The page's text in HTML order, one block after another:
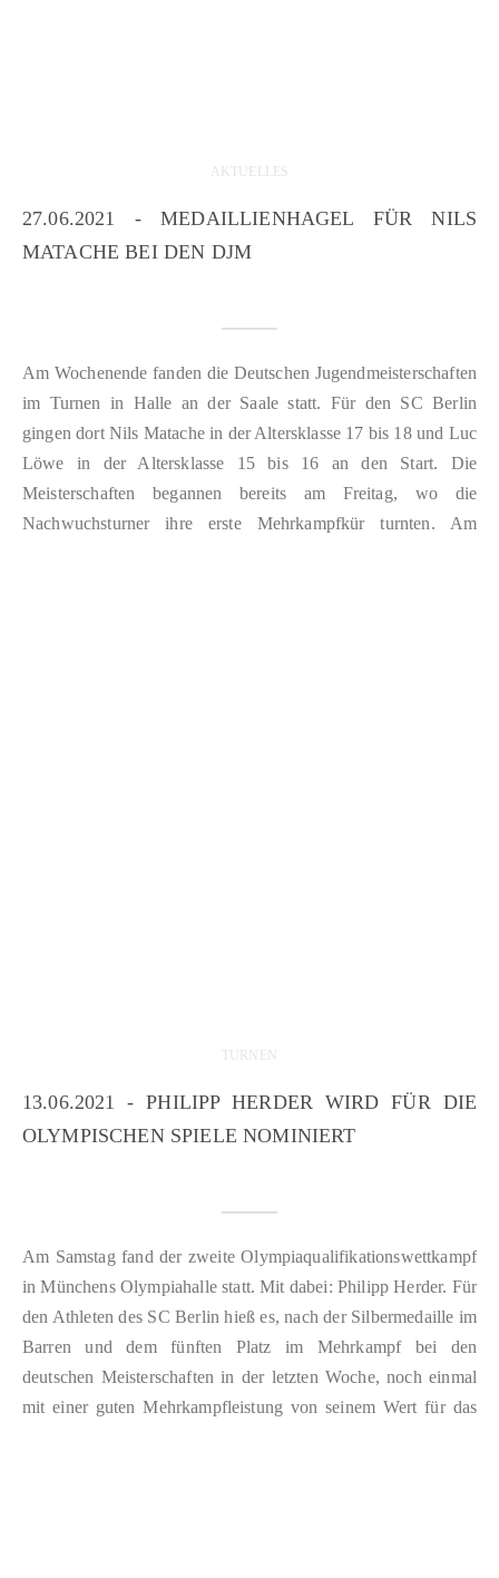
AKTUELLES
27.06.2021 - MEDAILLIENHAGEL FÜR NILS
MATACHE BEI DEN DJM
Am Wochenende fanden die Deutschen Jugendmeisterschaften
im Turnen in Halle an der Saale statt. Für den SC Berlin
gingen dort Nils Matache in der Altersklasse 17 bis 18 und Luc
Löwe in der Altersklasse 15 bis 16 an den Start. Die
Meisterschaften begannen bereits am Freitag, wo die
Nachwuchsturner ihre erste Mehrkampfkür turnten. Am
TURNEN
13.06.2021 - PHILIPP HERDER WIRD FÜR DIE
OLYMPISCHEN SPIELE NOMINIERT
Am Samstag fand der zweite Olympiaqualifikationswettkampf
in Münchens Olympiahalle statt. Mit dabei: Philipp Herder. Für
den Athleten des SC Berlin hieß es, nach der Silbermedaille im
Barren und dem fünften Platz im Mehrkampf bei den
deutschen Meisterschaften in der letzten Woche, noch einmal
mit einer guten Mehrkampfleistung von seinem Wert für das